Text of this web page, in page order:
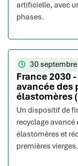
artificielle, avec
phases.
30
France 2030
avancée
élastomères
Un dispositif de
recyclage
élastomères et
premières vierges.